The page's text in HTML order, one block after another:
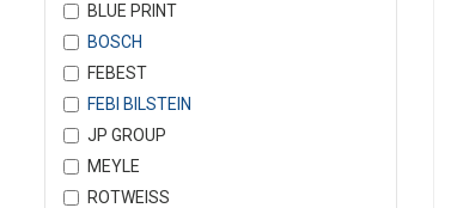
BLUE PRINT
BOSCH
FEBEST
FEBI BILSTEIN
JP GROUP
MEYLE
ROTWEISS